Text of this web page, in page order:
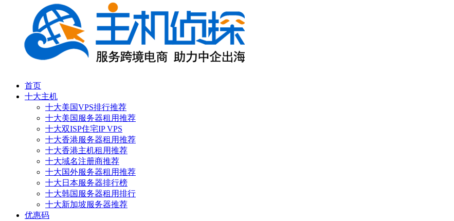
首页
十大主机
十大美国VPS排行推荐
十大美国服务器租用推荐
十大双ISP住宅IP VPS
十大香港服务器租用推荐
十大香港主机租用推荐
十大域名注册商推荐
十大国外服务器租用推荐
十大日本服务器排行榜
十大韩国服务器租用排行
十大新加坡服务器推荐
优惠码